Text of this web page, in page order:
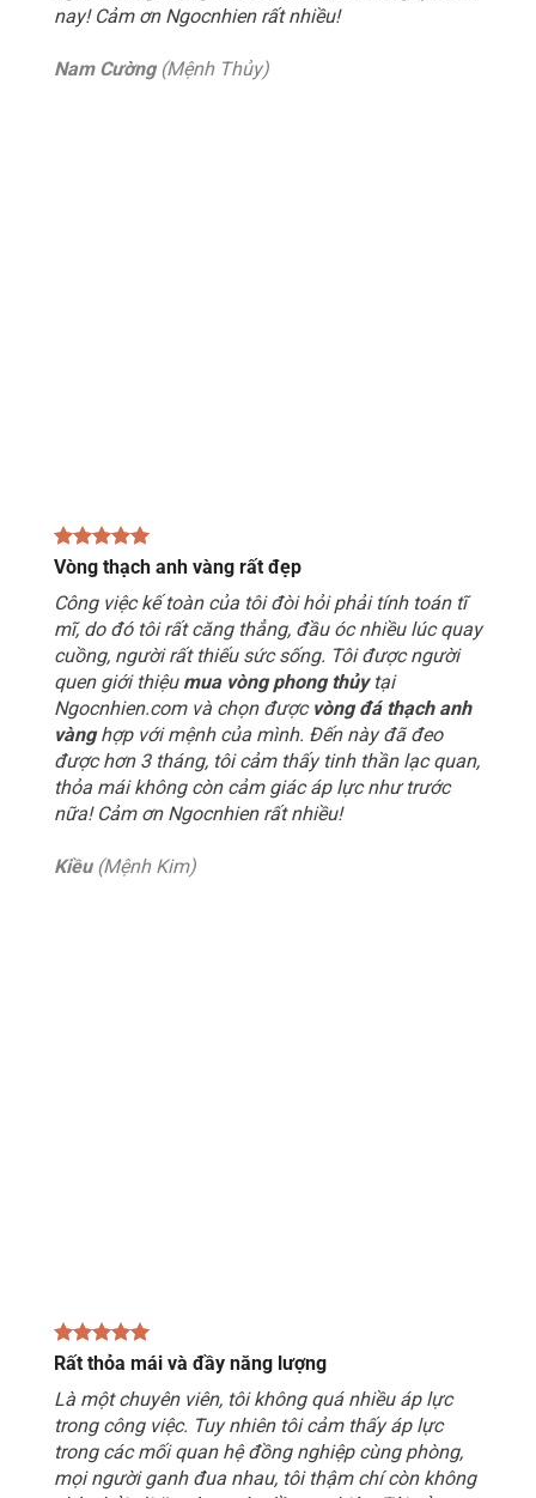
nay! Cảm ơn Ngocnhien rất nhiều!
Nam Cường(Mệnh Thủy)
Vòng thạch anh vàng rất đẹp
Công việc kế toàn của tôi đòi hỏi phải tính toán tĩ
mĩ, do đó tôi rất căng thẳng, đầu óc nhiều lúc quay
cuồng, người rất thiếu sức sống. Tôi được người
quen giới thiệu mua vòng phong thủytại
Ngocnhien.com và chọn được vòng đá thạch anh
vànghợp với mệnh của mình. Đến này đã đeo
được hơn 3 tháng, tôi cảm thấy tinh thần lạc quan,
thỏa mái không còn cảm giác áp lực như trước
nữa! Cảm ơn Ngocnhien rất nhiều!
Kiều(Mệnh Kim)
Rất thỏa mái và đầy năng lượng
Là một chuyên viên, tôi không quá nhiều áp lực
trong công việc. Tuy nhiên tôi cảm thấy áp lực
trong các mối quan hệ đồng nghiệp cùng phòng,
mọi người ganh đua nhau, tôi thậm chí còn không